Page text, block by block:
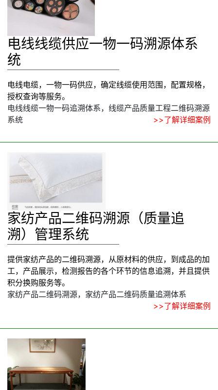
电线线缆供应一物一码溯源体系
统
电线电缆，一物一码供应，确定线缆使用范围，配置规格，
授权查询等服务。
电线线缆一物一码追溯体系，线缆产品质量工程二维码溯源
系统
>>了解详细案例
家纺产品二维码溯源（质量追
溯）管理系统
提供家纺产品的二维码溯源，从原材料的供应，到成品的加
工，产品展示，检测报告的各个环节的信息追溯，并且提供
积分换购服务等。
家纺产品二维码溯源，家纺产品二维码质量追溯体系
>>了解详细案例